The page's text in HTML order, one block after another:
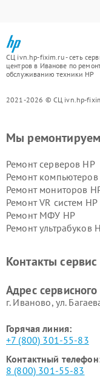
СЦ ivn.hp-fixim.ru - сеть
центров в Иванове по
обслуживанию техники HP
2021-2026 © СЦ ivn.hp-
Мы ремонтируем
Ремонт серверов HP
Ремонт компьютеров
Ремонт мониторов
Ремонт VR систем HP
Ремонт МФУ HP
Ремонт ультрабуков
Контакты
Адрес
г. Иваново, ул.
Горячая линия:
+7 (800) 301-55-83
Контактный
8 (800) 301-55-83